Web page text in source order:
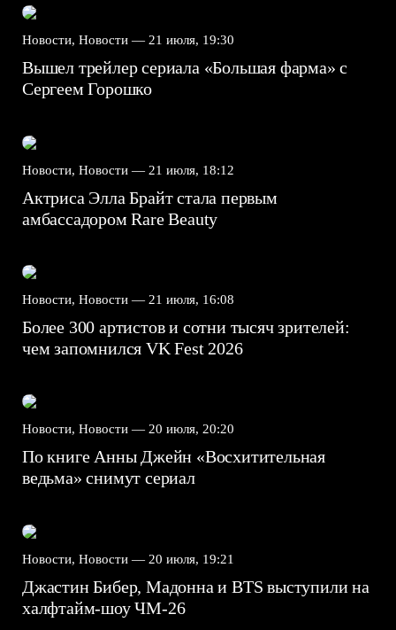
Новости, Новости — 21 июля, 19:30
Вышел трейлер сериала «Большая фарма» с
Сергеем Горошко
Новости, Новости — 21 июля, 18:12
Актриса Элла Брайт стала первым
амбассадором Rare Beauty
Новости, Новости — 21 июля, 16:08
Более 300 артистов и сотни тысяч зрителей:
чем запомнился VK Fest 2026
Новости, Новости — 20 июля, 20:20
По книге Анны Джейн «Восхитительная
ведьма» снимут сериал
Новости, Новости — 20 июля, 19:21
Джастин Бибер, Мадонна и BTS выступили на
халфтайм-шоу ЧМ-26